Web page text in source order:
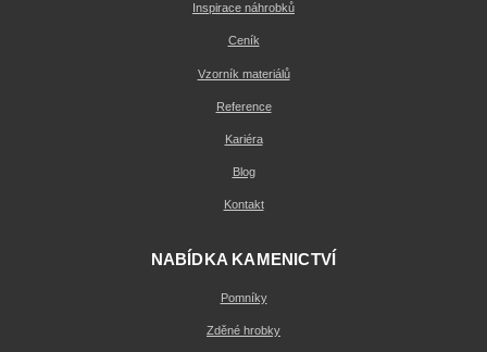
Inspirace náhrobků
Ceník
Vzorník materiálů
Reference
Kariéra
Blog
Kontakt
NABÍDKA KAMENICTVÍ
Pomníky
Zděné hrobky